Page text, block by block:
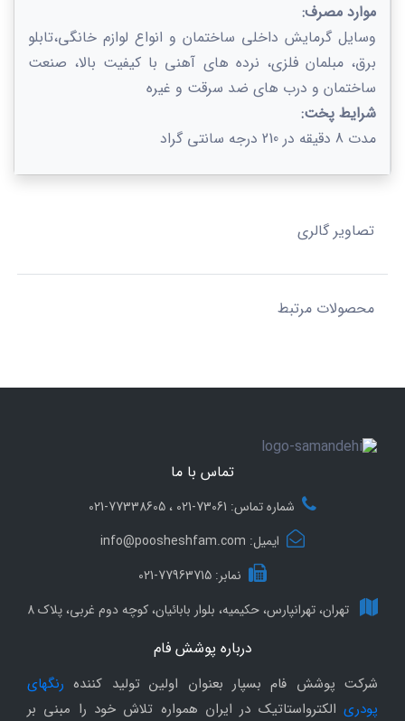
موارد مصرف:
وسایل گرمایش داخلی ساختمان و انواع لوازم خانگی،تابلو
برق، مبلمان فلزی، نرده های آهنی با کیفیت بالا، صنعت
ساختمان و درب های ضد سرقت و غیره
شرایط پخت:
مدت 8 دقیقه در 210 درجه سانتی گراد
تصاویر گالری
محصولات مرتبط
تماس با ما
شماره تماس: 73061-021 ، 77338605-021
ایمیل: info@poosheshfam.com
نمابر: 77963715-021
تهران، تهرانپارس، حکیمیه، بلوار بابائیان، کوچه دوم غربی، پلاک 8
درباره پوشش فام
شرکت پوشش فام بسپار بعنوان اولین تولید کننده رنگهای
پودری الکترواستاتیک در ایران همواره تلاش خود را مبنی بر